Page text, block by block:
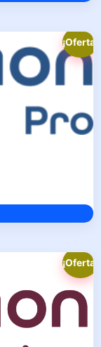
¡Oferta!
¡Oferta!